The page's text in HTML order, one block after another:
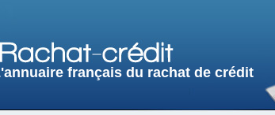
français du rachat de crédit